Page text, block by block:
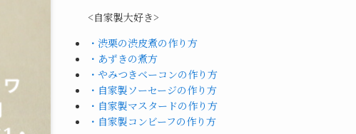
<自家製大好き>
・渋栗の渋皮煮の作り方
・あずきの煮方
・やみつきベーコンの作り方
・自家製ソーセージの作り方
・自家製マスタードの作り方
・自家製コンビーフの作り方